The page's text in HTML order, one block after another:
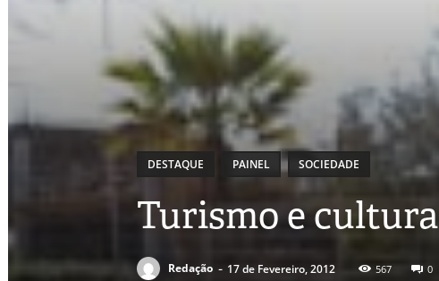
DESTAQUE PAINEL SOCIEDADE
Turismo e
Redação - 17 de Fevereiro, 2012 567 0